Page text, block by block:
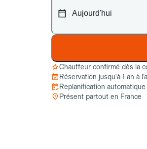
Chauffeur confirmé dès la
Réservation jusqu’à 1 an à
Replanification
Présent partout en France